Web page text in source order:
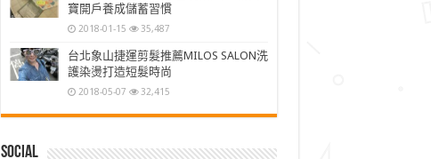
寶開戶養成儲蓄習慣
2018-01-15 35,487
台北象山捷運剪髮推薦MILOS SALON洗
護染燙打造短髮時尚
2018-05-07 32,415
Social